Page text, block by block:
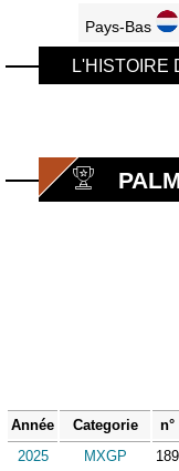
Pays-Bas
L'HISTOIRE
Année Categorie n°
2025
MXGP 189